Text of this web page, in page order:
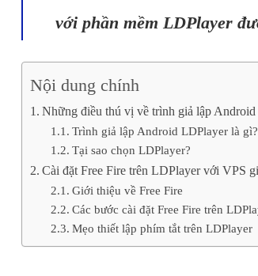
với phần mềm LDPlayer
Nội dung chính
Những điều thú vị về trình giả lập
Trình giả lập Android LDPlayer là gì?
Tại sao chọn LDPlayer?
Cài đặt Free Fire trên LDPlayer với VPS
Giới thiệu về Free Fire
Các bước cài đặt Free Fire trên
Mẹo thiết lập phím tắt trên LDPlayer